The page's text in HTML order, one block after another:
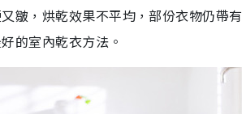
皺，烘乾效果不平均，部份衣物仍帶
的室內乾衣方法。